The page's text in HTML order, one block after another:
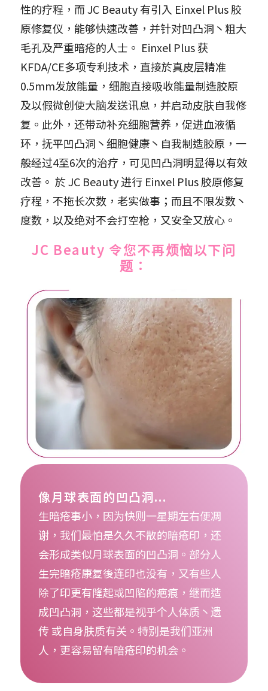
性的疗程，而 JC Beauty 有引入 Einxel Plus 胶
原修复仪，能够快速改善，并针对凹凸洞丶粗大
毛孔及严重暗疮的人士。 Einxel Plus 获
KFDA/CE多项专利技术，直接於真皮层精准
0.5mm发放能量，细胞直接吸收能量制造胶原
及以假微创使大脑发送讯息，并启动皮肤自我修
复。此外，还带动补充细胞营养，促进血液循
环，抚平凹凸洞丶细胞健康丶自我制造胶原，一
般经过4至6次的治疗，可见凹凸洞明显得以有效
改善。 於 JC Beauty 进行 Einxel Plus 胶原修复
疗程，不拖长次数，老实做事；而且不限发数丶
度数，以及绝对不会打空枪，又安全又放心。
JC Beauty 令您不再烦恼以下问
题：
像月球表面的凹凸洞...
生暗疮事小，因为快则一星期左右便凋
谢，我们最怕是久久不散的暗疮印，还
会形成类似月球表面的凹凸洞。部分人
生完暗疮康复後连印也没有，又有些人
除了印更有隆起或凹陷的疤痕，继而造
成凹凸洞，这些都是视乎个人体质丶遗
传 或自身肤质有关。特别是我们亚洲
人，更容易留有暗疮印的机会。